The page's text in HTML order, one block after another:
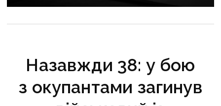
історію регіону зберуть в унікальному календарі
Назавжди 38: у бою
з окупантами загинув